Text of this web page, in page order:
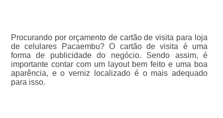
Procurando por orçamento de cartão de visita para loja
de celulares Pacaembu? O cartão de visita é uma
forma de publicidade do negócio. Sendo assim, é
importante contar com um layout bem feito e uma boa
aparência, e o verniz localizado é o mais adequado
para isso.